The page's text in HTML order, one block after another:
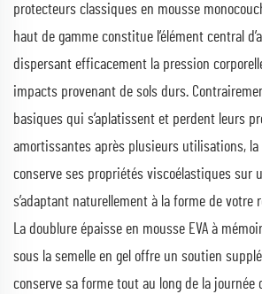
protecteurs classiques en mousse
haut de gamme constitue l’élément central
dispersant efficacement la pression
impacts provenant de sols durs.
basiques qui s’aplatissent et perdent leurs
amortissantes après plusieurs utilisations, la
conserve ses propriétés viscoélastiques sur
s’adaptant naturellement à la forme de votre
La doublure épaisse en mousse EVA à
sous la semelle en gel offre un soutien
conserve sa forme tout au long de la journée